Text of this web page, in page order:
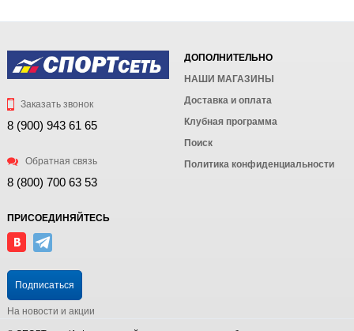
Заказать звонок
8 (900) 943 61 65
Обратная связь
8 (800) 700 63 53
ДОПОЛНИТЕЛЬНО
НАШИ МАГАЗИНЫ
Доставка и оплата
Клубная программа
Поиск
Политика конфиденциальности
ПРИСОЕДИНЯЙТЕСЬ
Подписаться
На новости и акции